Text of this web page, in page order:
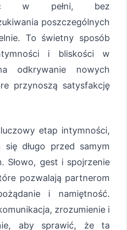
w pełni, bez
poszczególnych
To świetny sposób
i bliskości w
odkrywanie nowych
przynoszą satysfakcję
etap intymności,
długo przed samym
Słowo, gest i spojrzenie
pozwalają partnerom
i namiętność.
zrozumienie i
aby sprawić, że ta